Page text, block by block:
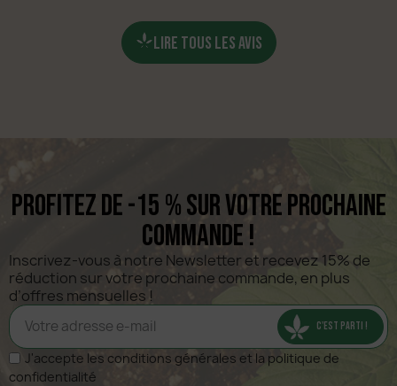
LIRE TOUS LES AVIS
Profitez de -15 % sur votre prochaine
commande !
Inscrivez-vous à notre Newsletter et recevez 15% de
réduction sur votre prochaine commande, en plus
d’offres mensuelles !
C'EST PARTI !
J'accepte les conditions générales et la politique de
confidentialité